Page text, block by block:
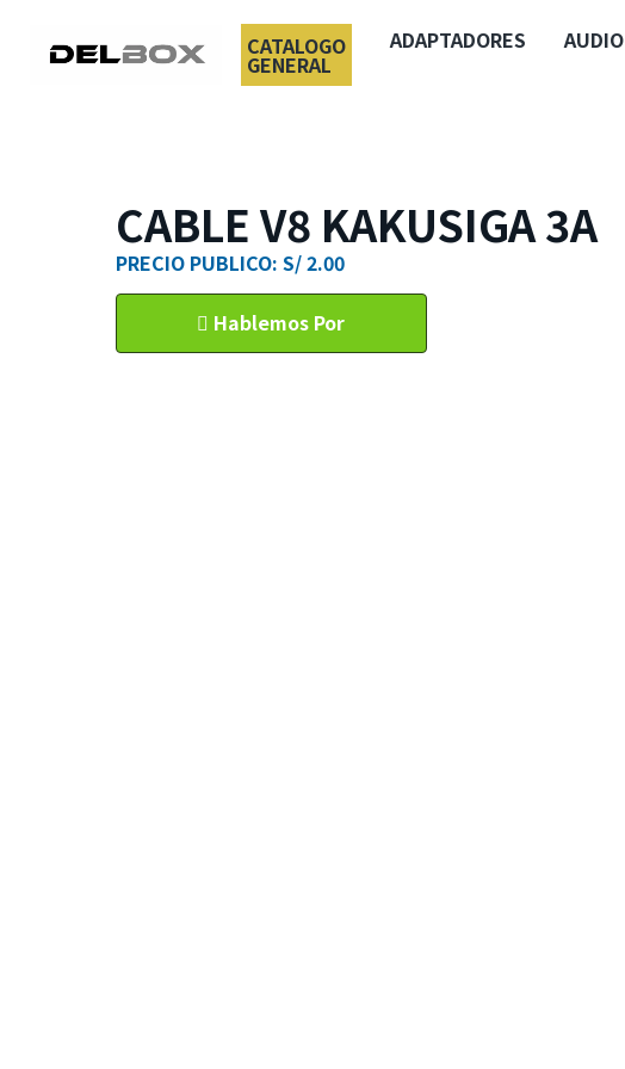
CATALOGO
GENERAL
ADAPTADORES AUDIO
CABLE V8 KAKUSIGA 3A
PRECIO PUBLICO: S/ 2.00
Hablemos Por